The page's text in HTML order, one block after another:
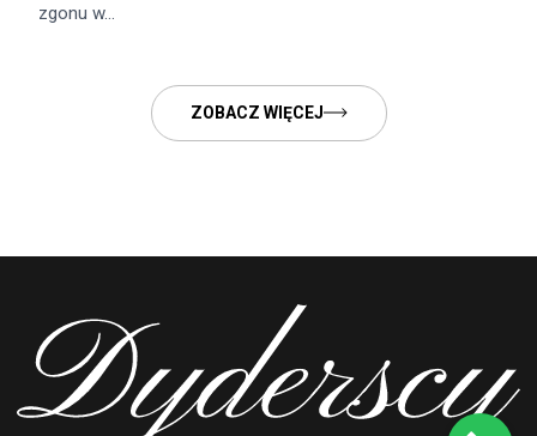
zgonu w…
ZOBACZ WIĘCEJ